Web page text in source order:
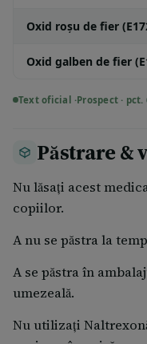
Oxid roşu de fier
Oxid galben de fier
Text oficial ·Prospect · pct.
Păstrare &
Nu lăsaţi acest
copiilor.
A nu se păstra la
A se păstra în
umezeală.
Nu utilizaţi